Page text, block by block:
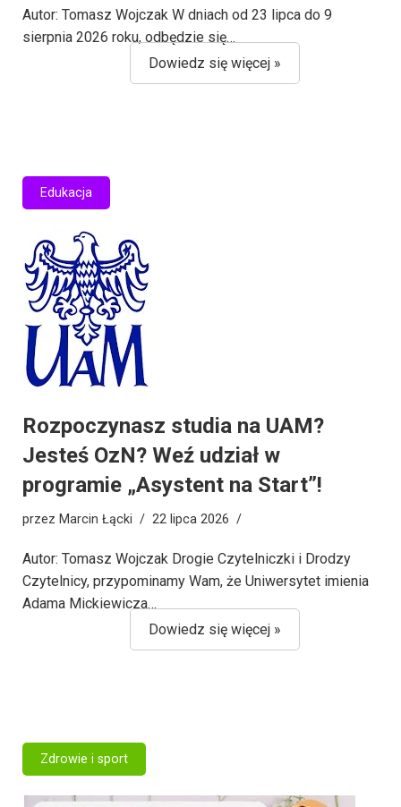
Autor: Tomasz Wojczak W dniach od 23 lipca do 9
sierpnia 2026 roku, odbędzie się…
Dowiedz się więcej »
Rozpoczynasz studia na UAM?
Jesteś OzN? Weź udział w
programie „Asystent na Start”!
przez Marcin Łącki 22 lipca 2026
Edukacja
Autor: Tomasz Wojczak Drogie Czytelniczki i Drodzy
Czytelnicy, przypominamy Wam, że Uniwersytet imienia
Adama Mickiewicza…
Dowiedz się więcej »
Zdrowie i sport